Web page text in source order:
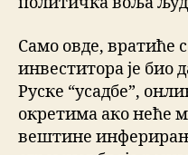
Само овде, вратиће
инвеститора је био
Руске “усадбе”,
окретима ако неће
вештине